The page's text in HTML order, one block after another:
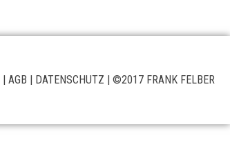
| AGB | DATENSCHUTZ | ©2017 FRANK FELBER